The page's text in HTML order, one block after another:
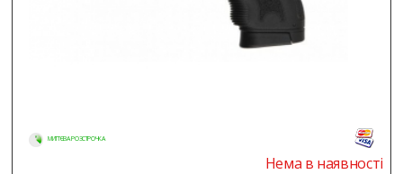
МИТТЄВА РОЗСТРОЧКА
Нема в наявності